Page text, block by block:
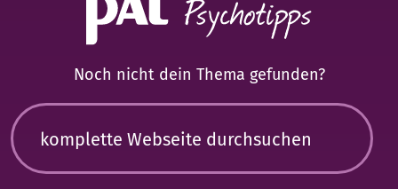
Noch nicht dein Thema gefunden?